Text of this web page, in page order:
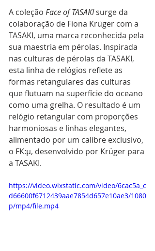
A coleção Face of TASAKI surge da
colaboração de Fiona Krüger com a
TASAKI, uma marca reconhecida pela
sua maestria em pérolas. Inspirada
nas culturas de pérolas da TASAKI,
esta linha de relógios reflete as
formas retangulares das culturas
que flutuam na superfície do oceano
como uma grelha. O resultado é um
relógio retangular com proporções
harmoniosas e linhas elegantes,
alimentado por um calibre exclusivo,
o FK:μ, desenvolvido por Krüger para
a TASAKI.
https://video.wixstatic.com/video/6cac5a_c
d66600f6712439aae7854d657e10ae3/1080
p/mp4/file.mp4